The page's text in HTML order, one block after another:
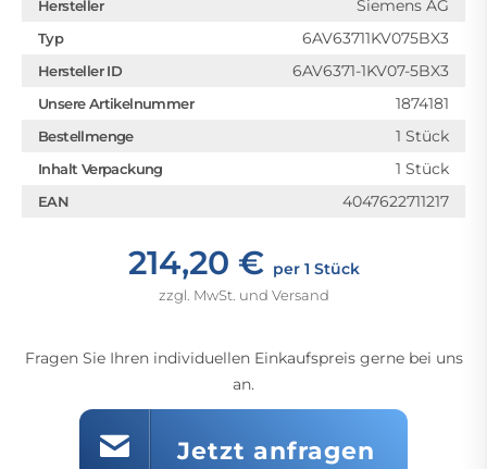
Hersteller Siemens AG
Typ 6AV63711KV075BX3
Hersteller ID 6AV6371-1KV07-5BX3
Unsere Artikelnummer 1874181
Bestellmenge 1 Stück
Inhalt Verpackung 1 Stück
EAN 4047622711217
214,20 € per 1 Stück
zzgl. MwSt. und Versand
Fragen Sie Ihren individuellen Einkaufspreis gerne bei uns
an.
Jetzt anfragen